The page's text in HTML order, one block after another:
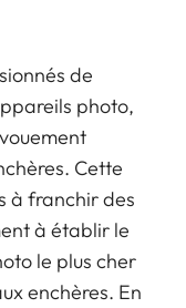
de
photo,
Cette
à franchir des
à établir le
le plus cher
enchères. En